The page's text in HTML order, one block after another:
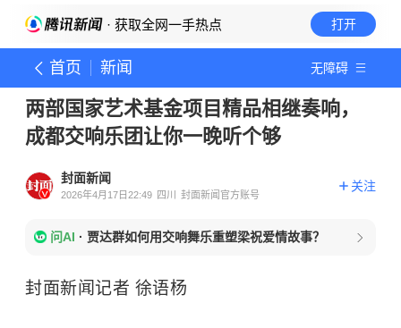
· 获取全网一手热点 打开
首页 新闻 无障碍
两部国家艺术基金项目精品相继奏响，
成都交响乐团让你一晚听个够
封面新闻
2026年4月17日22:49 四川 封面新闻官方账号
关注
问AI · 贾达群如何用交响舞乐重塑梁祝爱情故事？
封面新闻记者 徐语杨